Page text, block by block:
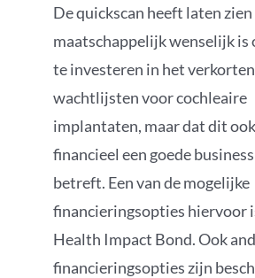
De quickscan heeft laten
maatschappelijk wenselijk is
te investeren in het
wachtlijsten voor cochleaire
implantaten, maar dat dit ook
financieel een goede
betreft. Een van de mogelijke
financieringsopties hiervoor
Health Impact Bond. Ook
financieringsopties zijn